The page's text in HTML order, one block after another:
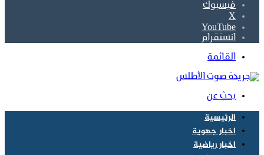
فيسبوك
‫X
‫YouTube
انستقرام
القائمة
بحث عن
الرئيسية
اخبار جهوية
اخبار رياضية